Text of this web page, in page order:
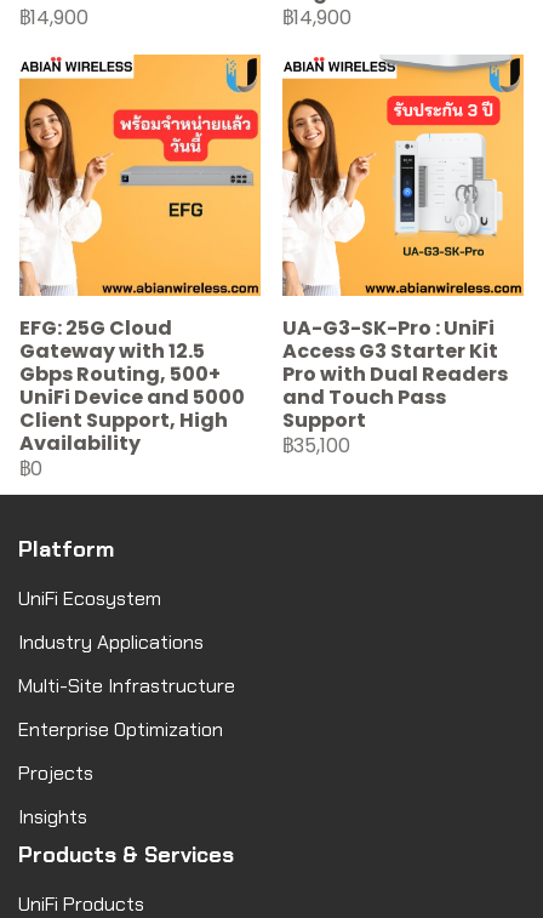
฿14,900
฿14,900
EFG: 25G Cloud
Gateway with 12.5
Gbps Routing, 500+
UniFi Device and 5000
Client Support, High
Availability
฿0
UA-G3-SK-Pro : UniFi
Access G3 Starter Kit
Pro with Dual Readers
and Touch Pass
Support
฿35,100
Platform
UniFi Ecosystem
Industry Applications
Multi-Site Infrastructure
Enterprise Optimization
Projects
Insights
Products & Services
UniFi Products